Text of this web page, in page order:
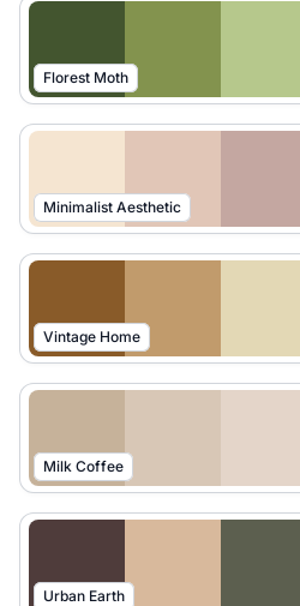
Florest Moth
Minimalist Aesthetic
Vintage Home
Milk Coffee
Urban Earth